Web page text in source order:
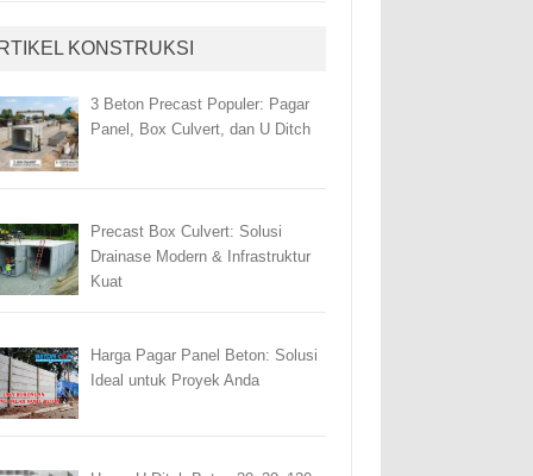
KONSTRUKSI
3 Beton Precast Populer: Pagar
Panel, Box Culvert, dan U Ditch
Precast Box Culvert: Solusi
Drainase Modern & Infrastruktur
Kuat
Harga Pagar Panel Beton: Solusi
Ideal untuk Proyek Anda